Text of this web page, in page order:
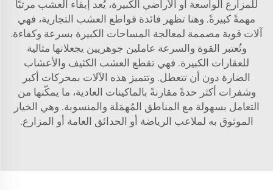
للمزارع الواسعة أو الأراضي الكبيرة، يُعد إبقاء العشب مرتبًا
مهمةً كبيرةً. وهنا تظهر فائدة قواطع العشب التجارية، فهي
آلات قوية مصممة لمعالجة المساحات الكبيرة بسرعة وكفاءة.
وتُعتبر القوة والسرعة عاملين جوهريين يجعلانها مثالية
للعقارات الكبيرة. فهي تقطع العشب الكثيف والأعشاب
الضارة دون أن تتعطل. وتتميز هذه الآلات بمحركات أكبر
وشفرات أكثر حدةً مقارنةً بالماكينات العادية، ما يمكّنها من
التعامل بسهولة مع المناطق المُهمَلة والمنسوبة. وهي الخيار
الموثوق به لملاعب الرياضة أو الحدائق العامة أو المزارع.